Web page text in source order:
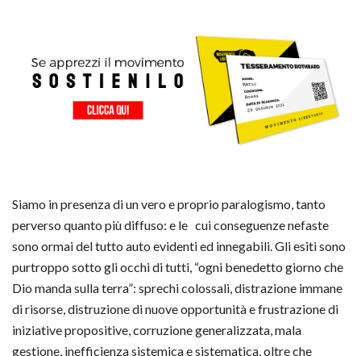
Siamo in presenza di un vero e proprio paralogismo, tanto
perverso quanto più diffuso: e le cui conseguenze nefaste
sono ormai del tutto auto evidenti ed innegabili. Gli esiti sono
purtroppo sotto gli occhi di tutti, “ogni benedetto giorno che
Dio manda sulla terra”: sprechi colossali, distrazione immane
di risorse, distruzione di nuove opportunità e frustrazione di
iniziative propositive, corruzione generalizzata, mala
gestione, inefficienza sistemica e sistematica, oltre che